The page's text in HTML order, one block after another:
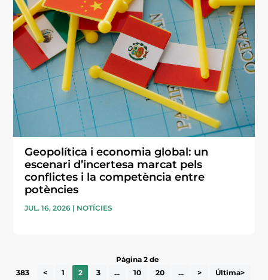
Geopolítica i economia global: un
escenari d’incertesa marcat pels
conflictes i la competència entre
potències
JUL. 16, 2026 | NOTÍCIES
Pàgina 2 de
383
< 1 2 3 ... 10 20 ... > Última>